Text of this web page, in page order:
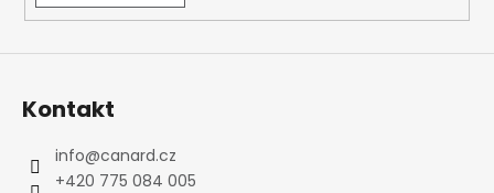
Kontakt
info@canard.cz
+420 775 084 005